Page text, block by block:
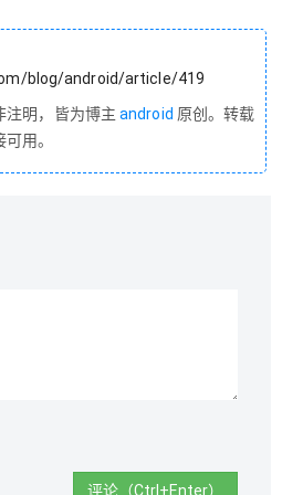
blog/android/article/419
注明，皆为博主android 原创。转载
用。
评论（Ctrl+Enter）